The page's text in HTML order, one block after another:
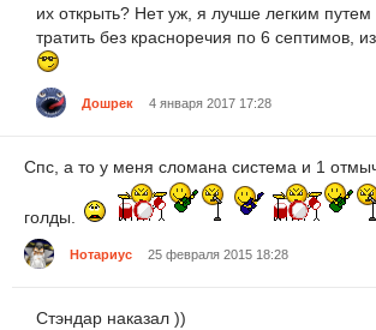
их открыть? Нет уж, я лучше легким путем
тратить без красноречия по 6 септимов,
Дошрек 4 января 2017 17:28
Спс, а то у меня сломана система и 1
голды.
Нотариус 25 февраля 2015 18:28
Стэндар наказал ))